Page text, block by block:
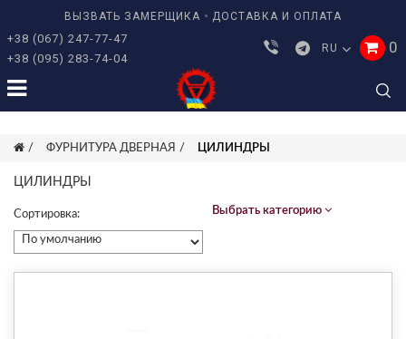
ВЫЗВАТЬ ЗАМЕРЩИКА ДОСТАВКА И ОПЛАТА
+38 (067) 247-77-47
+38 (095) 283-74-04
RU 0
ФУРНИТУРА ДВЕРНАЯ ЦИЛИНДРЫ
ЦИЛИНДРЫ
Сортировка: Выбрать категорию